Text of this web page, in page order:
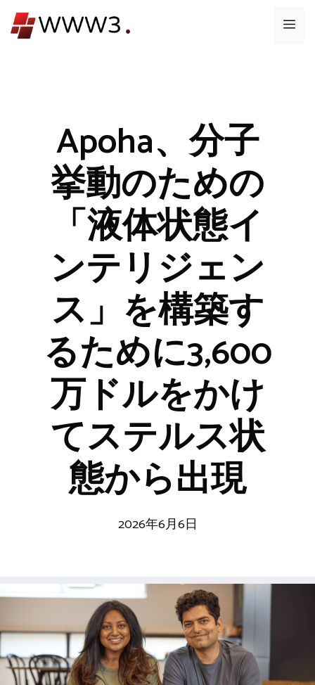
ン
メ
Apoha、分子
挙動のための
「液体状態イ
ンテリジェン
ス」を構築す
るために3,600
万ドルをかけ
てステルス状
態から出現
2026年6月6日